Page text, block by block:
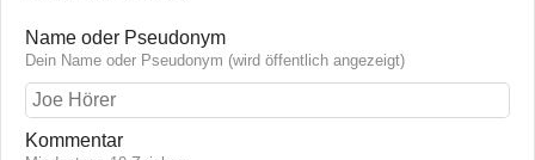
Name oder Pseudonym
Dein Name oder Pseudonym (wird öffentlich angezeigt)
Kommentar